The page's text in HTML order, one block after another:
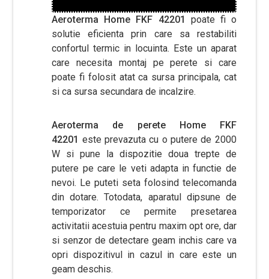
Aeroterma Home FKF 42201 poate fi o
solutie eficienta prin care sa restabiliti
confortul termic in locuinta. Este un aparat
care necesita montaj pe perete si care
poate fi folosit atat ca sursa principala, cat
si ca sursa secundara de incalzire.
Aeroterma de perete Home FKF
42201 este prevazuta cu o putere de 2000
W si pune la dispozitie doua trepte de
putere pe care le veti adapta in functie de
nevoi. Le puteti seta folosind telecomanda
din dotare. Totodata, aparatul dipsune de
temporizator ce permite presetarea
activitatii acestuia pentru maxim opt ore, dar
si senzor de detectare geam inchis care va
opri dispozitivul in cazul in care este un
geam deschis.